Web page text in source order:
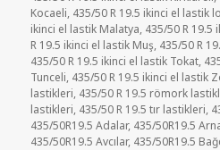
Kocaeli, 435/50 R 19.5 ikinci el lastik
ikinci el lastik Malatya, 435/50 R 19.5
R 19.5 ikinci el lastik Muş, 435/50 R
435/50 R 19.5 ikinci el lastik Tokat,
Tunceli, 435/50 R 19.5 ikinci el lastik
lastikleri, 435/50 R 19.5 römork
lastikleri, 435/50 R 19.5 tır lastikleri,
435/50R19.5 Adalar, 435/50R19.5
435/50R19.5 Avcılar, 435/50R19.5